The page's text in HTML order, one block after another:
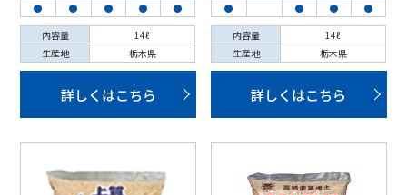
●
● ● ●
●
内容量
14ℓ
生産地
栃木県
詳しくはこちら
●
● ●
●
内容量
14ℓ
生産地
栃木県
詳しくはこちら